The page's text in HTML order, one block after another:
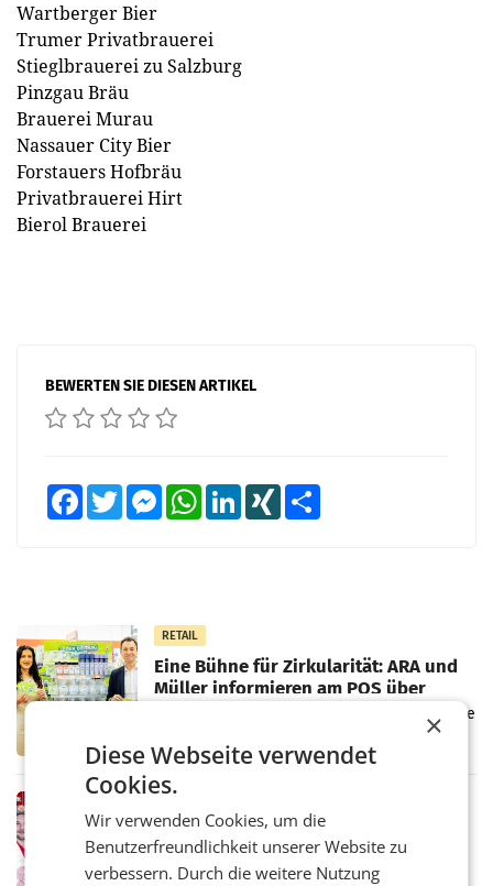
Wartberger Bier
Trumer Privatbrauerei
Stieglbrauerei zu Salzburg
Pinzgau Bräu
Brauerei Murau
Nassauer City Bier
Forstauers Hofbräu
Privatbrauerei Hirt
Bierol Brauerei
BEWERTEN SIE DIESEN ARTIKEL
FacebookTwitter MessengerWhatsAppLinkedInXING
RETAIL
Eine Bühne für Zirkularität: ARA und
Müller informieren am POS über
Über den gesamten August hinweg rücken die
Altstoff Recycling Austria AG (ARA) und der
Handelskonzern Müller die Initiative
Müller-Filialen
Penny modernisiert zwei Filialen in
Ober- und Niederösterreich
WIENER NEUDORF. – Im Rahmen einer
×
Diese Webseite verwendet
Cookies.
Wir verwenden Cookies, um die
Benutzerfreundlichkeit unserer Website zu
verbessern. Durch die weitere Nutzung